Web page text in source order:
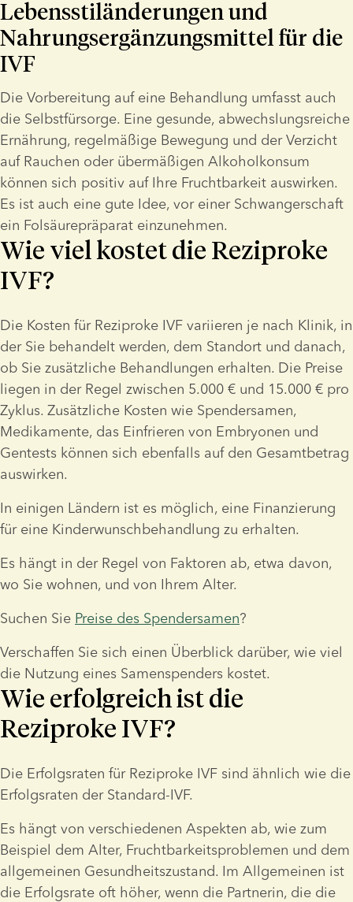
Lebensstiländerungen und
Nahrungsergänzungsmittel für die
IVF
Die Vorbereitung auf eine Behandlung umfasst auch
die Selbstfürsorge. Eine gesunde, abwechslungsreiche
Ernährung, regelmäßige Bewegung und der Verzicht
auf Rauchen oder übermäßigen Alkoholkonsum
können sich positiv auf Ihre Fruchtbarkeit auswirken.
Es ist auch eine gute Idee, vor einer Schwangerschaft
ein Folsäurepräparat einzunehmen.
Wie viel kostet die Reziproke
IVF?
Die Kosten für Reziproke IVF variieren je nach Klinik, in
der Sie behandelt werden, dem Standort und danach,
ob Sie zusätzliche Behandlungen erhalten. Die Preise
liegen in der Regel zwischen 5.000 € und 15.000 € pro
Zyklus. Zusätzliche Kosten wie Spendersamen,
Medikamente, das Einfrieren von Embryonen und
Gentests können sich ebenfalls auf den Gesamtbetrag
auswirken.
In einigen Ländern ist es möglich, eine Finanzierung
für eine Kinderwunschbehandlung zu erhalten.
Es hängt in der Regel von Faktoren ab, etwa davon,
wo Sie wohnen, und von Ihrem Alter.
Suchen Sie Preise des Spendersamen?
Verschaffen Sie sich einen Überblick darüber, wie viel
die Nutzung eines Samenspenders kostet.
Wie erfolgreich ist die
Reziproke IVF?
Die Erfolgsraten für Reziproke IVF sind ähnlich wie die
Erfolgsraten der Standard-IVF.
Es hängt von verschiedenen Aspekten ab, wie zum
Beispiel dem Alter, Fruchtbarkeitsproblemen und dem
allgemeinen Gesundheitszustand. Im Allgemeinen ist
die Erfolgsrate oft höher, wenn die Partnerin, die die